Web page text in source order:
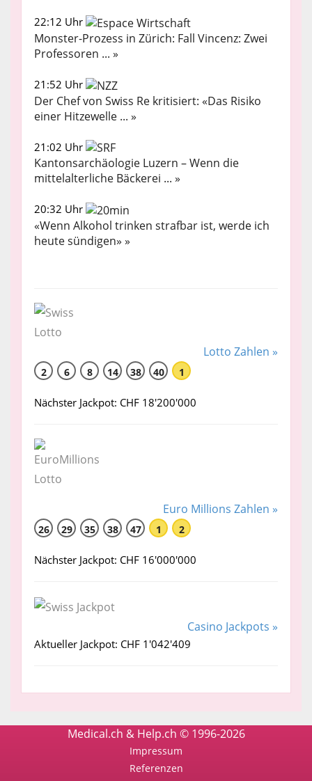
22:12 Uhr
Monster-Prozess in Zürich: Fall Vincenz: Zwei
Professoren ... »
21:52 Uhr
Der Chef von Swiss Re kritisiert: «Das Risiko
einer Hitzewelle ... »
21:02 Uhr
Kantonsarchäologie Luzern – Wenn die
mittelalterliche Bäckerei ... »
20:32 Uhr
«Wenn Alkohol trinken strafbar ist, werde ich
heute sündigen» »
Lotto Zahlen »
2 6 8 14 38 40 1
Nächster Jackpot: CHF 18'200'000
Euro Millions Zahlen »
26 29 35 38 47 1 2
Nächster Jackpot: CHF 16'000'000
Casino Jackpots »
Aktueller Jackpot: CHF 1'042'409
Medical.ch & Help.ch © 1996-2026
Impressum
Referenzen